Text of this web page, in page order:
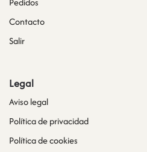
Contacto
Salir
Legal
Aviso legal
Política de privacidad
Política de cookies